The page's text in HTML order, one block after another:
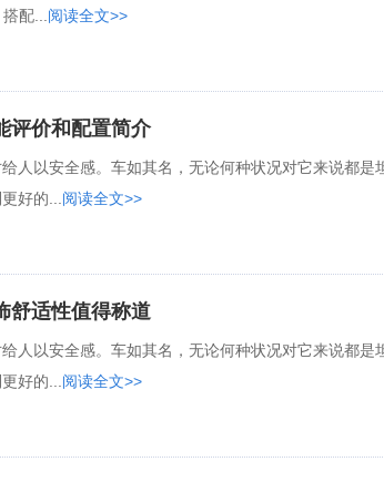
配... 阅读全文>>
评价和配置简介
人以安全感。车如其名，无论何种状况对它来说都是
好的... 阅读全文>>
舒适性值得称道
人以安全感。车如其名，无论何种状况对它来说都是
好的... 阅读全文>>